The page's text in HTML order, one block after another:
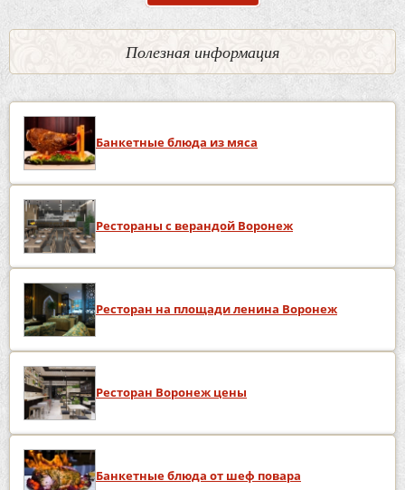
Полезная информация
Банкетные блюда из мяса
Рестораны с верандой Воронеж
Ресторан на площади ленина Воронеж
Ресторан Воронеж цены
Банкетные блюда от шеф повара